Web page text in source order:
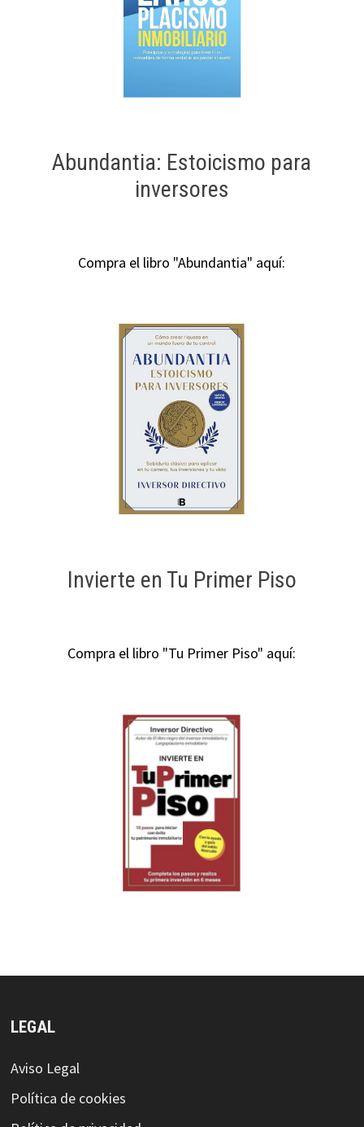
Abundantia: Estoicismo para
inversores
Compra el libro "Abundantia" aquí:
Invierte en Tu Primer Piso
Compra el libro "Tu Primer Piso" aquí:
LEGAL
Aviso Legal
Política de cookies